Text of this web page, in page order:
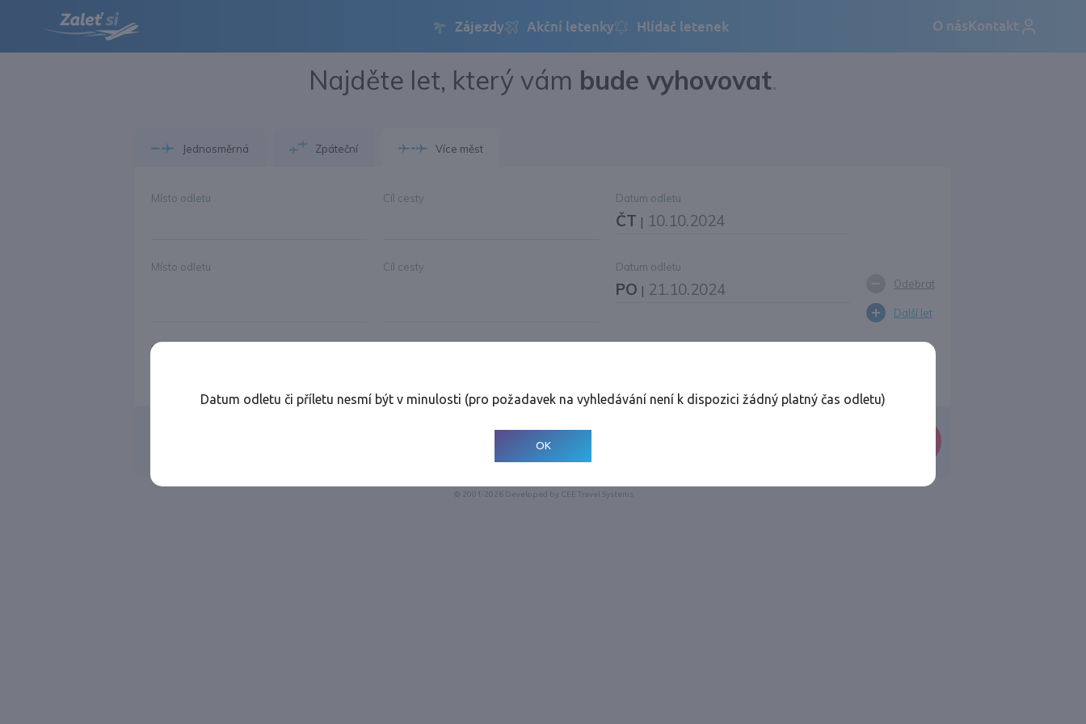
Najděte let, který vám bude vyhovovat.
Jednosměrná Zpáteční Více měst
Místo odletu Cíl cesty Datum odletu
ČT | 10.10.2024
Místo odletu Cíl cesty Datum odletu
PO | 21.10.2024 Odebrat
Další let
Možnosti
© 2001- 2026Developed by CEE Travel Systems
Datum odletu či příletu nesmí být v minulosti (pro požadavek na vyhledávání není k dispozici žádný platný čas odletu)
OK